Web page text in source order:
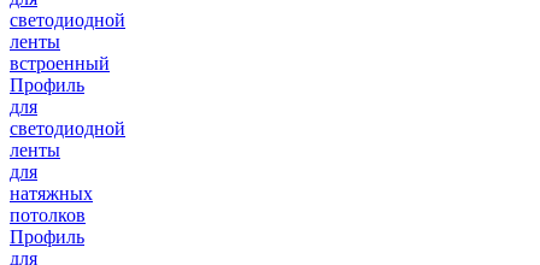
светодиодной
ленты
встроенный
Профиль
для
светодиодной
ленты
для
натяжных
потолков
Профиль
для